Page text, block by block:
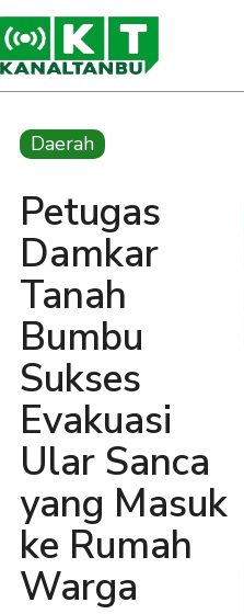
Daerah
Petugas
Damkar
Tanah
Bumbu
Sukses
Evakuasi
Ular Sanca
yang Masuk
ke Rumah
Warga